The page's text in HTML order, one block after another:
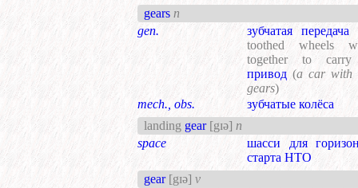
gears n
gen.
зубчатая передача
toothed wheels
together to carry
привод (a car with
gears)
mech., obs.
зубчатые колёса
landing gear [gɪə] n
space
шасси для
старта НТО
gear [gɪə] v